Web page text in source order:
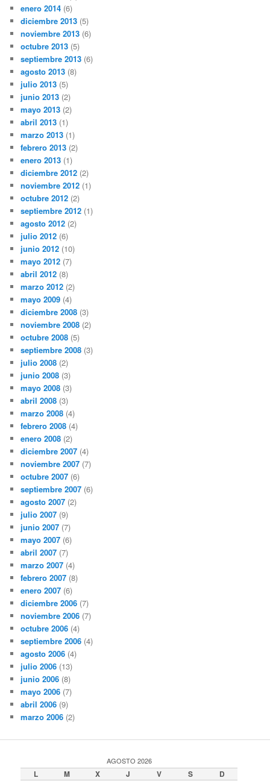
enero 2014 (6)
diciembre 2013 (5)
noviembre 2013 (6)
octubre 2013 (5)
septiembre 2013 (6)
agosto 2013 (8)
julio 2013 (5)
junio 2013 (2)
mayo 2013 (2)
abril 2013 (1)
marzo 2013 (1)
febrero 2013 (2)
enero 2013 (1)
diciembre 2012 (2)
noviembre 2012 (1)
octubre 2012 (2)
septiembre 2012 (1)
agosto 2012 (2)
julio 2012 (6)
junio 2012 (10)
mayo 2012 (7)
abril 2012 (8)
marzo 2012 (2)
mayo 2009 (4)
diciembre 2008 (3)
noviembre 2008 (2)
octubre 2008 (5)
septiembre 2008 (3)
julio 2008 (2)
junio 2008 (3)
mayo 2008 (3)
abril 2008 (3)
marzo 2008 (4)
febrero 2008 (4)
enero 2008 (2)
diciembre 2007 (4)
noviembre 2007 (7)
octubre 2007 (6)
septiembre 2007 (6)
agosto 2007 (2)
julio 2007 (9)
junio 2007 (7)
mayo 2007 (6)
abril 2007 (7)
marzo 2007 (4)
febrero 2007 (8)
enero 2007 (6)
diciembre 2006 (7)
noviembre 2006 (7)
octubre 2006 (4)
septiembre 2006 (4)
agosto 2006 (4)
julio 2006 (13)
junio 2006 (8)
mayo 2006 (7)
abril 2006 (9)
marzo 2006 (2)
AGOSTO 2026
L M X J V S D